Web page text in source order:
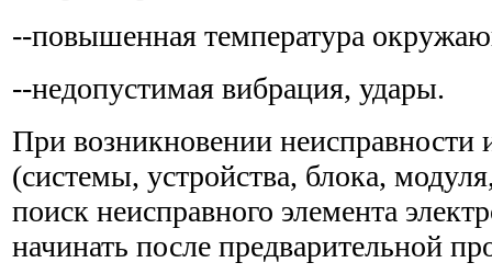
--повышенная температура
--недопустимая вибрация, удары.
При возникновении неисправности
(системы, устройства, блока,
поиск неисправного элемента
начинать после предварительной